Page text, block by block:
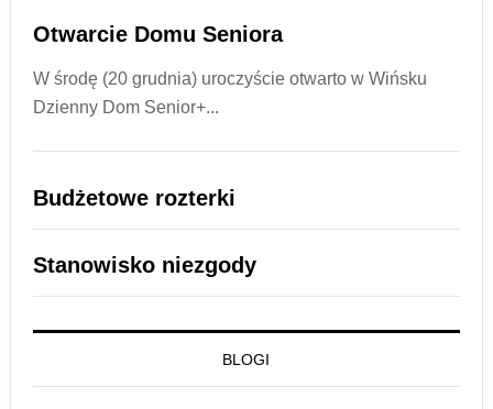
Otwarcie Domu Seniora
W środę (20 grudnia) uroczyście otwarto w Wińsku
Dzienny Dom Senior+...
Budżetowe rozterki
Stanowisko niezgody
BLOGI